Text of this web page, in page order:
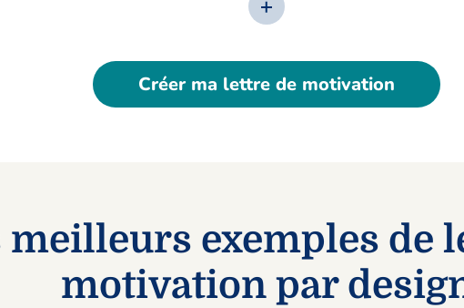
Créer ma lettre de motivation
meilleurs exemples de
motivation par